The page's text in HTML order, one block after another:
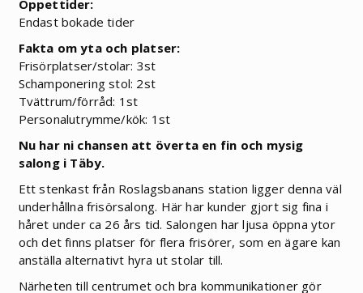
Öppettider:
Endast bokade tider
Fakta om yta och platser:
Frisörplatser/stolar: 3st
Schamponering stol: 2st
Tvättrum/förråd: 1st
Personalutrymme/kök: 1st
Nu har ni chansen att överta en fin och mysig
salong i Täby.
Ett stenkast från Roslagsbanans station ligger denna väl
underhållna frisörsalong. Här har kunder gjort sig fina i
håret under ca 26 års tid. Salongen har ljusa öppna ytor
och det finns platser för flera frisörer, som en ägare kan
anställa alternativt hyra ut stolar till.
Närheten till centrumet och bra kommunikationer gör